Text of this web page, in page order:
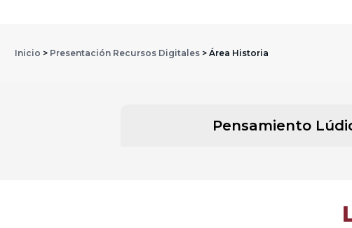
Inicio > Presentación Recursos Digitales> Área Historia
Pensamiento